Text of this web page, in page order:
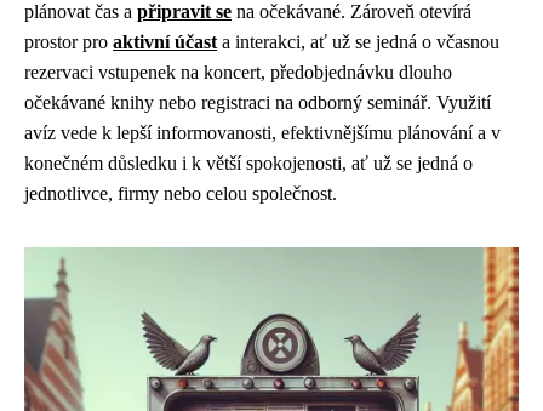
plánovat čas a připravit se na očekávané. Zároveň otevírá
prostor pro aktivní účast a interakci, ať už se jedná o včasnou
rezervaci vstupenek na koncert, předobjednávku dlouho
očekávané knihy nebo registraci na odborný seminář. Využití
avíz vede k lepší informovanosti, efektivnějšímu plánování a v
konečném důsledku i k větší spokojenosti, ať už se jedná o
jednotlivce, firmy nebo celou společnost.